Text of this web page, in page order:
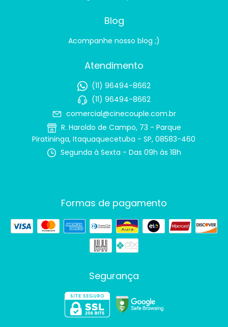
Blog
Acompanhe nosso blog ;)
Atendimento
(11) 96494-8662
(11) 96494-8662
comercial@cinecouple.com.br
R. Haroldo de Campo, 73 - Parque
Piratininga, Itaquaquecetuba - SP, 08583-460
Segunda à Sexta - Das 09h às 18h
Formas de pagamento
Segurança